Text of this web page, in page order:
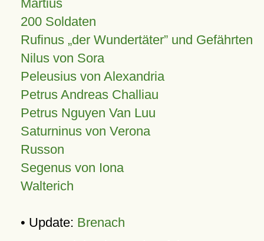
Martius
200 Soldaten
Rufinus „der Wundertäter” und Gefährten
Nilus von Sora
Peleusius von Alexandria
Petrus Andreas Challiau
Petrus Nguyen Van Luu
Saturninus von Verona
Russon
Segenus von Iona
Walterich
• Update: Brenach